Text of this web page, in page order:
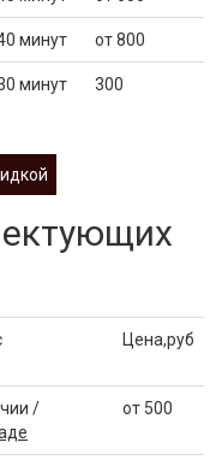
минут от 800
минут 300
Цена,руб
/
от 500